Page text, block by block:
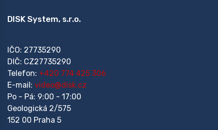
DISK System, s.r.o.
IČO: 27735290
DIČ: CZ27735290
Telefon: +420 774 425 306
E-mail: video@disk.cz
Po - Pá: 9:00 - 17:00
Geologická 2/575
152 00 Praha 5